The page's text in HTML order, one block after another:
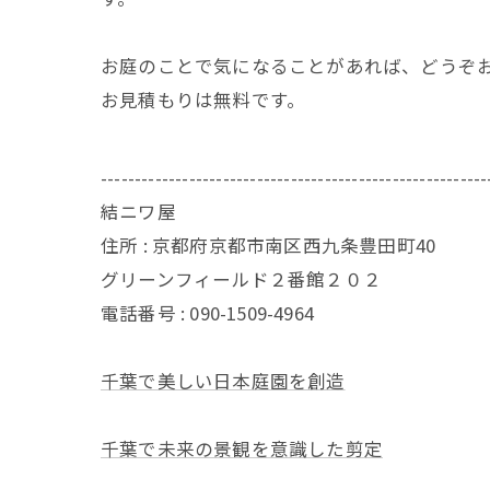
お庭のことで気になることがあれば、どうぞ
お見積もりは無料です。
結ニワ屋
住所 : 京都府京都市南区西九条豊田町40
グリーンフィールド２番館２０２
電話番号 : 090-1509-4964
千葉で美しい日本庭園を創造
千葉で未来の景観を意識した剪定